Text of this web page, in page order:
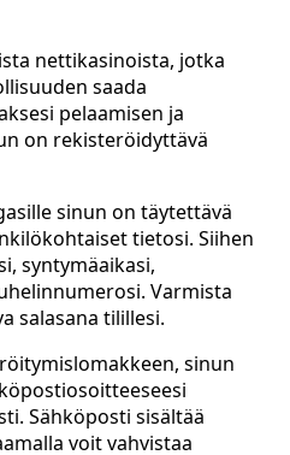
nettikasinoista, jotka
saada
pelaamisen ja
on rekisteröidyttävä
sinun on täytettävä
tietosi. Siihen
syntymäaikasi,
Varmista
salasana tilillesi.
sinun
Sähköposti sisältää
voit vahvistaa